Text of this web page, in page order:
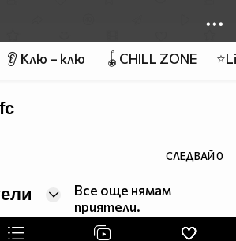
👂 Клю – клю 🪀CHILL ZONE
СЛЕДВАЙ0
Все още нямам
приятели.